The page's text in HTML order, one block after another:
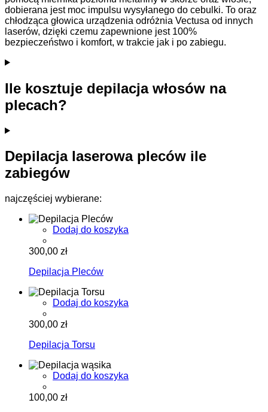
dobierana jest moc impulsu wysyłanego do cebulki. To oraz
chłodząca głowica urządzenia odróżnia Vectusa od innych
laserów, dzięki czemu zapewnione jest 100%
bezpieczeństwo i komfort, w trakcie jak i po zabiegu.
Ile kosztuje depilacja włosów na
plecach?
Depilacja laserowa pleców ile
zabiegów
najczęściej wybierane:
Dodaj do koszyka
300,00 zł
Depilacja Pleców
Dodaj do koszyka
300,00 zł
Depilacja Torsu
Dodaj do koszyka
100,00 zł